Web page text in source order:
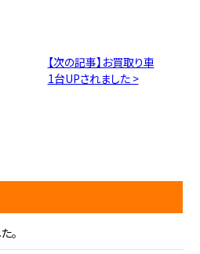
【次の記事】お買取り車
1台UPされました >
。